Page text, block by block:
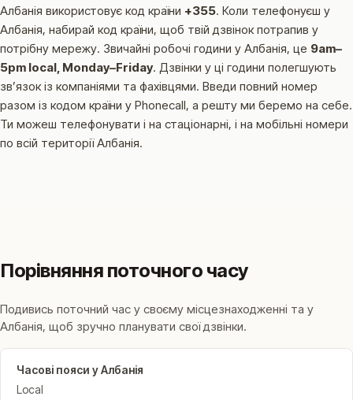
Албанія використовує код країни +355. Коли телефонуєш у
Албанія, набирай код країни, щоб твій дзвінок потрапив у
потрібну мережу. Звичайні робочі години у Албанія, це 9am–
5pm local, Monday–Friday. Дзвінки у ці години полегшують
звʼязок із компаніями та фахівцями. Введи повний номер
разом із кодом країни у Phonecall, а решту ми беремо на себе.
Ти можеш телефонувати і на стаціонарні, і на мобільні номери
по всій території Албанія.
Порівняння поточного часу
Подивись поточний час у своєму місцезнаходженні та у
Албанія, щоб зручно планувати свої дзвінки.
Часові пояси у Албанія
Local